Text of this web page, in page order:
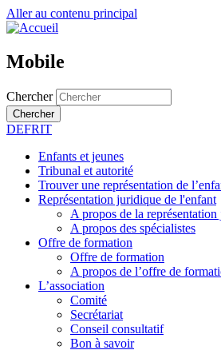
Aller au contenu principal
Mobile
Chercher
Chercher
DEFRIT
Enfants et jeunes
Tribunal et autorité
Trouver une représentation de
Représentation juridique de l'enfant
A propos de la
A propos des spécialistes
Offre de formation
Offre de formation
A propos de l’offre de
L’association
Comité
Secrétariat
Conseil consultatif
Bon à savoir